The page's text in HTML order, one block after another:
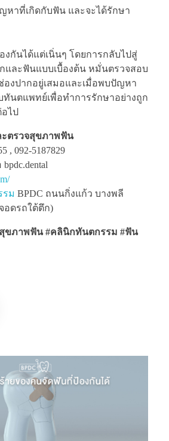
หาที่เกิดกับฟัน และจะได้รักษา
งกันได้แต่เนิ่นๆ โดยการกลับไปสู่
และฟันแบบเบื้องต้น หมั่นตรวจสอบ
องปากอยู่เสมอและเมื่อพบปัญหา
ทันตแพทย์เพื่อทำการรักษาอย่างถูก
ไป
ะตรวจสุขภาพฟัน
, 092-5187829
รม BPDC ถนนกิ่งแก้ว บางพลี
อดรถใต้ตึก)
ขภาพฟัน #คลินิกทันตกรรม #ฟัน